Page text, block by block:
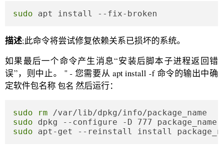
sudo apt install --fix-broken
描述;此命令将尝试修复依赖关系已损坏的系统。
如果最后一个命令产生消息“安装后脚本子进程返回错
误”，则中止。 " - 您需要从 apt install -f 命令的输出中确
定软件包名称 包名 然后运行：
sudo rm
sudo
sudo apt-get --reinstall install